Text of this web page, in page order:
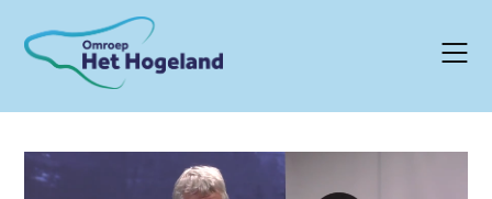
content